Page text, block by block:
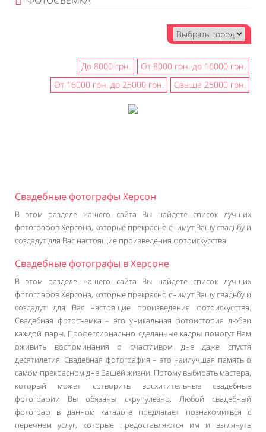
До 8000 грн.
От 8000 грн. до 16000 грн.
От 16000 грн. до 25000 грн.
Свыше 25000 грн.
Свадебные фотографы Херсон
В этом разделе нашего сайта Вы найдете список лучших
фотографов Херсона, которые прекрасно снимут Вашу свадьбу и
создадут для Вас настоящие произведения фотоискусства.
Свадебные фотографы в Херсоне
В этом разделе нашего сайта Вы найдете список лучших
фотографов Херсона, которые прекрасно снимут Вашу свадьбу и
создадут для Вас настоящие произведения фотоискусства.
Свадебная фотосъемка – это уникальная фотоистория любви
каждой пары. Профессионально сделанные кадры помогут Вам
оживить воспоминания о счастливом дне даже спустя
десятилетия. Свадебная фотография – это наилучшая память о
самом прекрасном дне Вашей жизни. Потому выбирать мастера,
который может сотворить восхитительные свадебные
фотографии Вы обязаны скрупулезно. Любой свадебный
фотограф в данном каталоге предлагает познакомиться с
перечнем услуг, которые предоставляются им и взглянуть